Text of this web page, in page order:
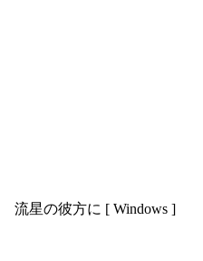
星の彼方に [ Windows ]